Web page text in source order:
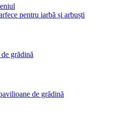
pentru iarbă și arbuști
grădină
de grădină